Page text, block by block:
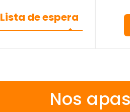
Lista de espera
Nos